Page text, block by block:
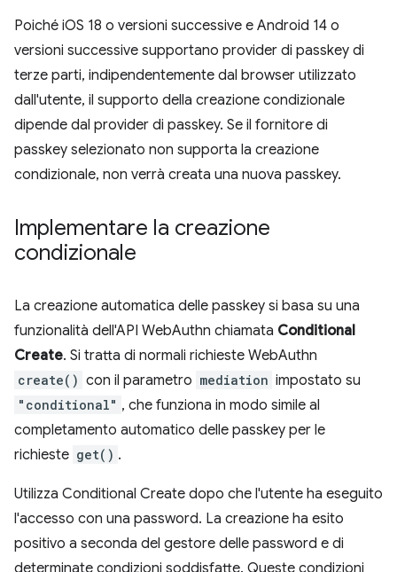
Poiché iOS 18 o versioni successive e Android 14 o
versioni successive supportano provider di passkey di
terze parti, indipendentemente dal browser utilizzato
dall'utente, il supporto della creazione condizionale
dipende dal provider di passkey. Se il fornitore di
passkey selezionato non supporta la creazione
condizionale, non verrà creata una nuova passkey.
Implementare la creazione
condizionale
La creazione automatica delle passkey si basa su una
funzionalità dell'API WebAuthn chiamata Conditional
Create. Si tratta di normali richieste WebAuthn
create() con il parametro mediation impostato su
"conditional" , che funziona in modo simile al
completamento automatico delle passkey per le
richieste get() .
Utilizza Conditional Create dopo che l'utente ha eseguito
l'accesso con una password. La creazione ha esito
positivo a seconda del gestore delle password e di
determinate condizioni soddisfatte. Queste condizioni